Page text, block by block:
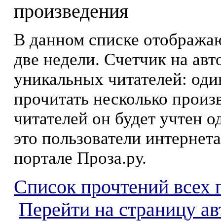
произведения
В данном списке
две недели. Счетчик на
уникальных читателей:
прочитать несколько
читателей он будет учтен
это пользователи
портале Проза.ру.
Список прочтений всех
Перейти на страницу